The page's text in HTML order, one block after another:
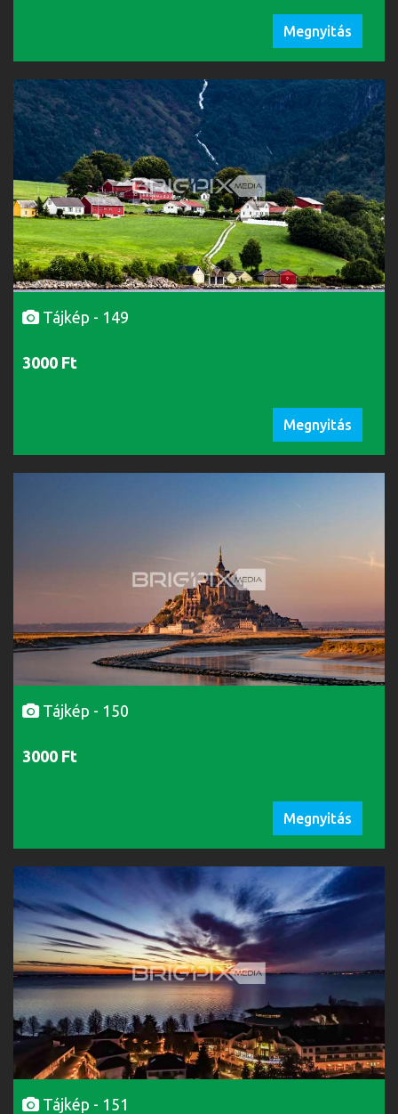
Megnyitás
Tájkép - 149
3000 Ft
Megnyitás
Tájkép - 150
3000 Ft
Megnyitás
Tájkép - 151